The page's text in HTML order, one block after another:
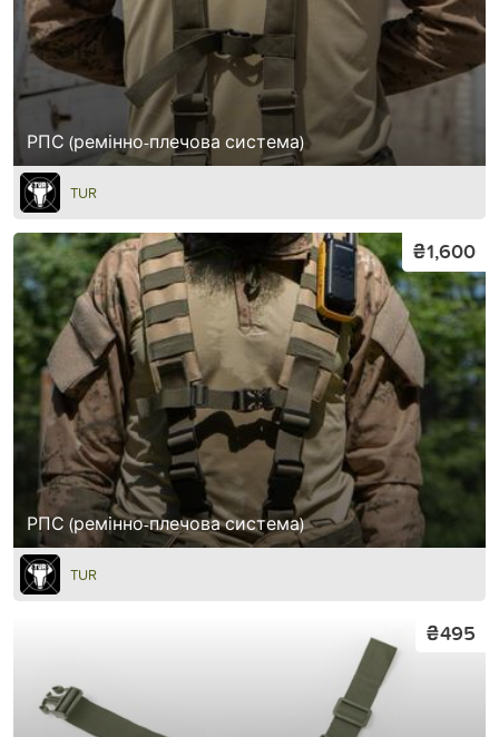
РПС (ремінно-плечова система)
TUR
РПС (ремінно-плечова система)
₴1,600
TUR
₴495